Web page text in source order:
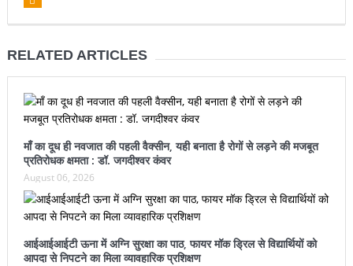
RELATED ARTICLES
माँ का दूध ही नवजात की पहली वैक्सीन, यही बनाता है रोगों से लड़ने की मजबूत
प्रतिरोधक क्षमता : डॉ. जगदीश्वर कंवर
August 06, 2026
आईआईआईटी ऊना में अग्नि सुरक्षा का पाठ, फायर मॉक ड्रिल से विद्यार्थियों को
आपदा से निपटने का मिला व्यावहारिक प्रशिक्षण